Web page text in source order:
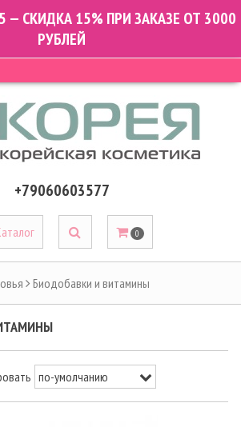
— СКИДКА 15% ПРИ ЗАКАЗЕ ОТ 3000
РУБЛЕЙ
+79060603577
0
Биодобавки и витамины